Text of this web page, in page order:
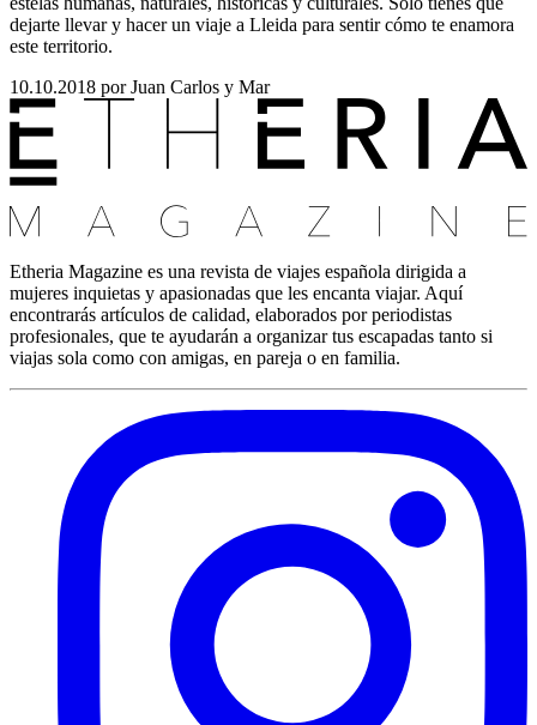
dejarte llevar y hacer un viaje a Lleida para sentir cómo te enamora
este territorio.
10.10.2018 por Juan Carlos y Mar
Etheria Magazine es una revista de viajes española dirigida a
mujeres inquietas y apasionadas que les encanta viajar. Aquí
encontrarás artículos de calidad, elaborados por periodistas
profesionales, que te ayudarán a organizar tus escapadas tanto si
viajas sola como con amigas, en pareja o en familia.